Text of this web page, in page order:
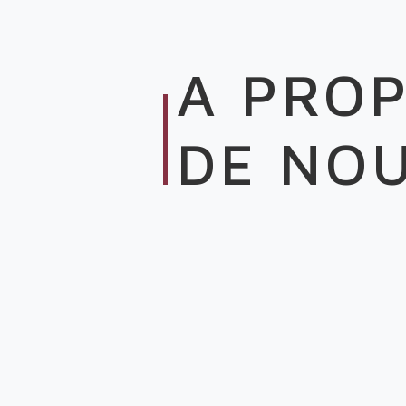
A
DE
Cliff Jobs est expert du recrutement des
fonctions support et des fonctions
ses candidats, Cliff Jobs est la société sœur
du cabinet de recrutement Cliff Partners.